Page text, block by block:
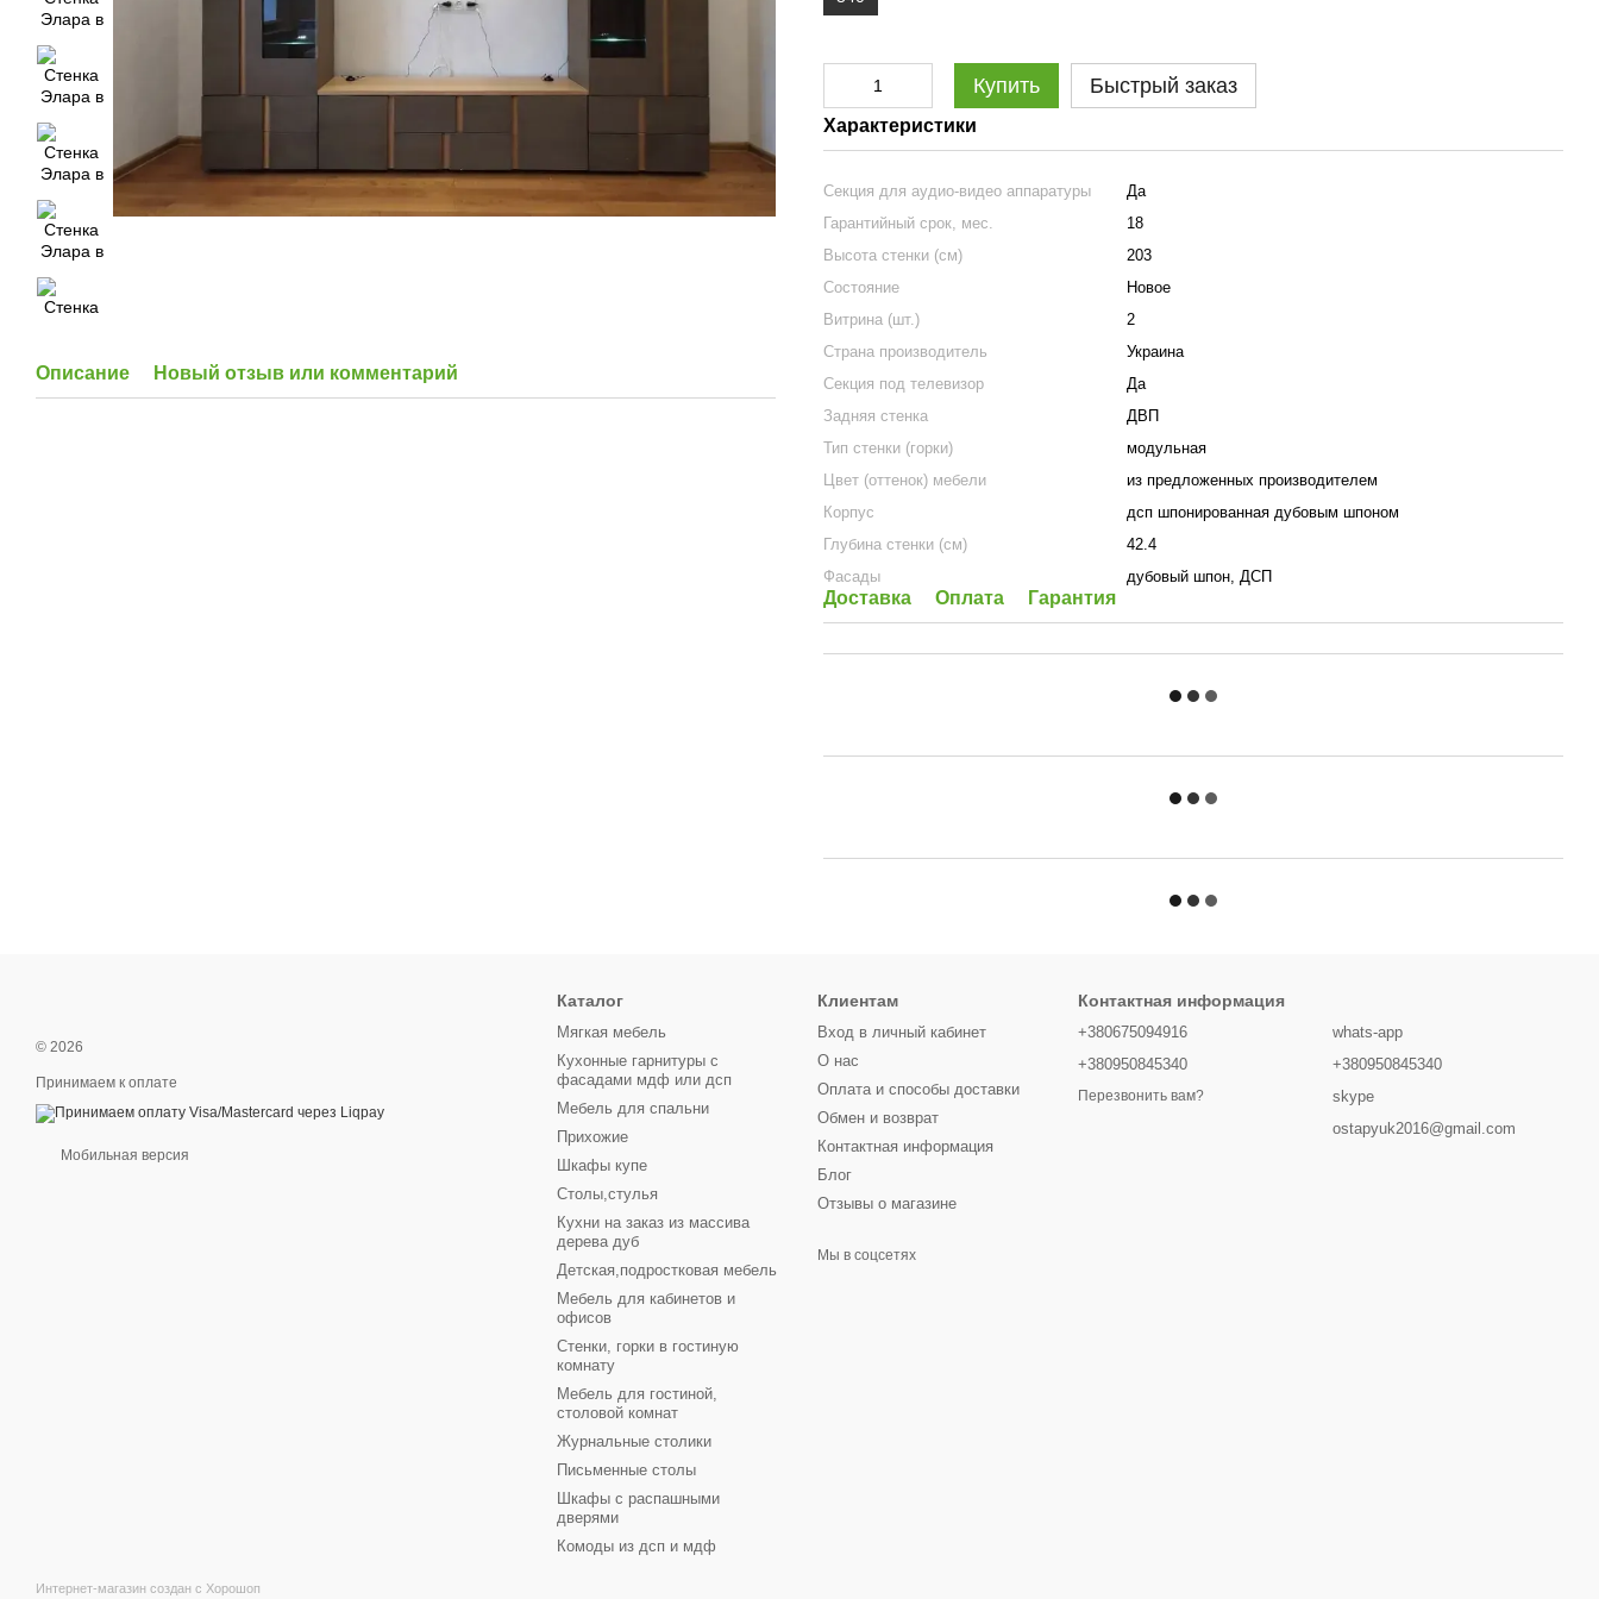
Описание Новый отзыв или комментарий
Купить Быстрый заказ
Характеристики
Секция для аудио-видео аппаратуры
Да
Гарантийный срок, мес.
18
Высота стенки (см)
203
Состояние
Новое
Витрина (шт.)
2
Страна производитель
Украина
Секция под телевизор
Да
Задняя стенка
ДВП
Тип стенки (горки)
модульная
Цвет (оттенок) мебели
из предложенных производителем
Корпус
дсп шпонированная дубовым шпоном
Глубина стенки (см)
42.4
Фасады
дубовый шпон, ДСП
Доставка Оплата Гарантия
© 2026
Принимаем к оплате
Мобильная версия
Интернет-магазин создан с Хорошоп
Каталог
Мягкая мебель
Кухонные гарнитуры с
фасадами мдф или дсп
Мебель для спальни
Прихожие
Шкафы купе
Столы,стулья
Кухни на заказ из массива
дерева дуб
Детская,подростковая мебель
Мебель для кабинетов и
офисов
Стенки, горки в гостиную
комнату
Мебель для гостиной,
столовой комнат
Журнальные столики
Письменные столы
Шкафы с распашными
дверями
Комоды из дсп и мдф
Клиентам
Вход в личный кабинет
О нас
Оплата и способы доставки
Обмен и возврат
Контактная информация
Блог
Отзывы о магазине
Мы в соцсетях
Контактная информация
+380675094916
+380950845340
Перезвонить вам?
whats-app
+380950845340
skype
ostapyuk2016@gmail.com